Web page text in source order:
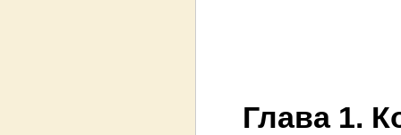
Глава 1.